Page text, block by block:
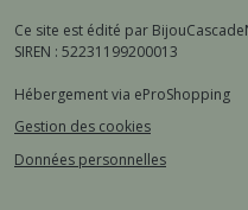
Ce site est édité par
SIREN : 52231199200013
Hébergement via eProShopping
Gestion des cookies
Données personnelles